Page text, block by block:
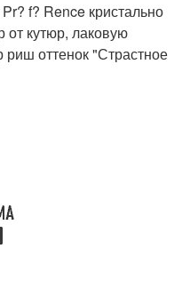
f? Rence кристально
от кутюр, лаковую
риш оттенок "Страстное